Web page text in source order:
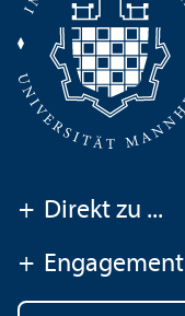
+ Direkt zu ...
+ Engagement